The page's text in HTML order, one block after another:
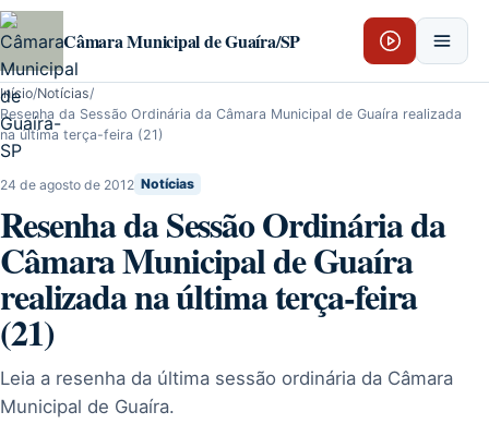
Pular para o conteúdo
Câmara Municipal de Guaíra/SP
Início/Notícias/
Resenha da Sessão Ordinária da Câmara Municipal de Guaíra realizada
na última terça-feira (21)
24 de agosto de 2012 Notícias
Resenha da Sessão Ordinária da
Câmara Municipal de Guaíra
realizada na última terça-feira
(21)
Leia a resenha da última sessão ordinária da Câmara
Municipal de Guaíra.